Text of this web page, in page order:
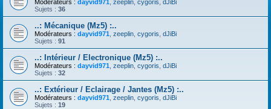
r
Modérateurs : dayvid971 zeeplin cygoris dJiBi
Sujets : 36
..: Mécanique (Mz5) :..
Modérateurs : dayvid971 zeeplin cygoris dJiBi
Sujets : 91
..: Intérieur / Electronique (Mz5) :..
Modérateurs : dayvid971 zeeplin cygoris dJiBi
Sujets : 32
..: Extérieur / Eclairage / Jantes (Mz5) :..
Modérateurs : dayvid971 zeeplin cygoris dJiBi
Sujets : 19